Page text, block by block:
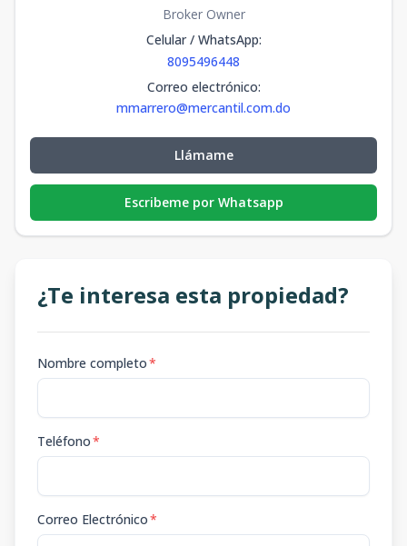
Broker Owner
Celular / WhatsApp:
8095496448
Correo electrónico:
mmarrero@mercantil.com.do
Llámame
Escribeme por Whatsapp
¿Te interesa esta propiedad?
Nombre completo*
Teléfono*
Correo Electrónico*